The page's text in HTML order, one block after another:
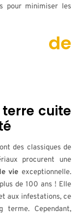
pour minimiser les
de
cuite
des classiques de
procurent une
vie exceptionnelle.
de 100 ans ! Elle
aux infestations, ce
Cependant,